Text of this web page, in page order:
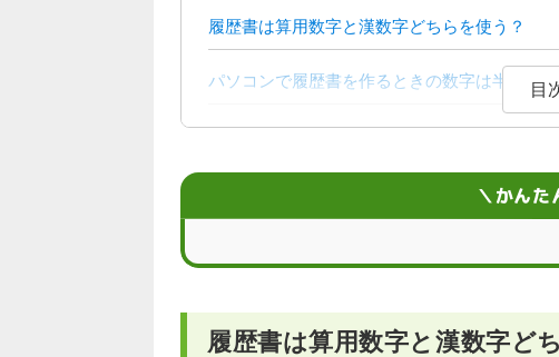
履歴書は算用数字と漢数字どちらを使う？
パソコンで履歴書を作るときの数字は半角？目
＼かんた
履歴書は算用数字と漢数字ど